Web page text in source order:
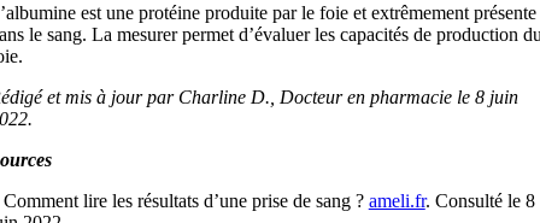
est une protéine produite par le foie et extrêmement présente
le sang. La mesurer permet d’évaluer les capacités de production
et mis à jour par Charline D., Docteur en pharmacie le 8 juin
lire les résultats d’une prise de sang ? ameli.fr. Consulté le 8